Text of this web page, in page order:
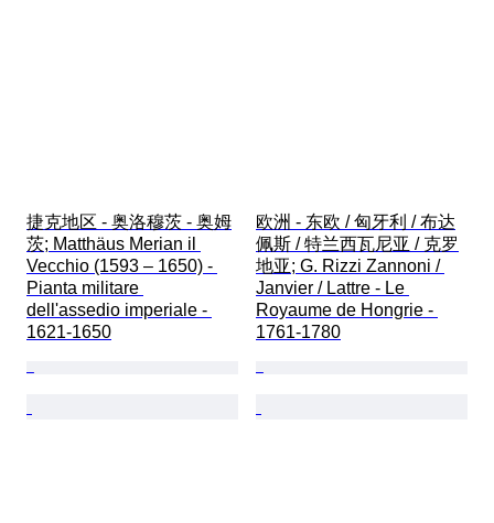
捷克地区 - 奥洛穆茨 - 奥姆
茨; Matthäus Merian il
Vecchio (1593 – 1650) -
Pianta militare
dell'assedio imperiale -
1621-1650
欧洲 - 东欧 / 匈牙利 / 布达
佩斯 / 特兰西瓦尼亚 / 克罗
地亚; G. Rizzi Zannoni /
Janvier / Lattre - Le
Royaume de Hongrie -
1761-1780